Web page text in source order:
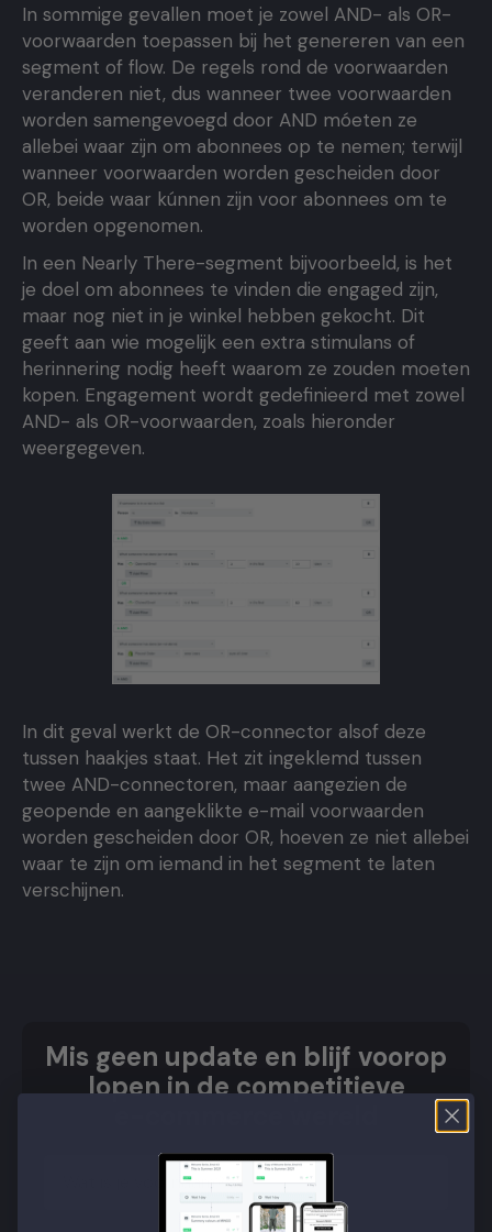
In sommige gevallen moet je zowel AND- als OR-
voorwaarden toepassen bij het genereren van een
segment of flow. De regels rond de voorwaarden
veranderen niet, dus wanneer twee voorwaarden
worden samengevoegd door AND móeten ze
allebei waar zijn om abonnees op te nemen; terwijl
wanneer voorwaarden worden gescheiden door
OR, beide waar kúnnen zijn voor abonnees om te
worden opgenomen.
In een Nearly There-segment bijvoorbeeld, is het
je doel om abonnees te vinden die engaged zijn,
maar nog niet in je winkel hebben gekocht. Dit
geeft aan wie mogelijk een extra stimulans of
herinnering nodig heeft waarom ze zouden moeten
kopen. Engagement wordt gedefinieerd met zowel
AND- als OR-voorwaarden, zoals hieronder
weergegeven.
In dit geval werkt de OR-connector alsof deze
tussen haakjes staat. Het zit ingeklemd tussen
twee AND-connectoren, maar aangezien de
geopende en aangeklikte e-mail voorwaarden
worden gescheiden door OR, hoeven ze niet allebei
waar te zijn om iemand in het segment te laten
verschijnen.
Mis geen update en blijf voorop
lopen in de competitieve